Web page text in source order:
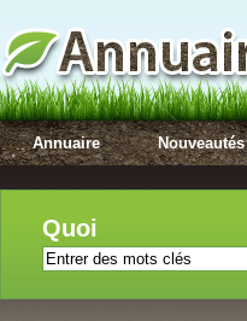
Annuaire Nouveautés
Quoi